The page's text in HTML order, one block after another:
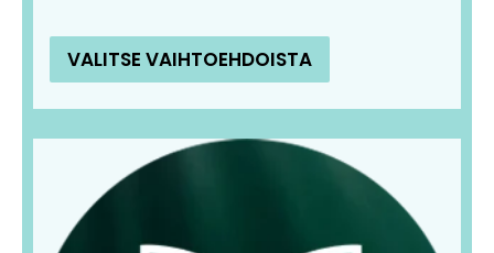
VALITSE VAIHTOEHDOISTA